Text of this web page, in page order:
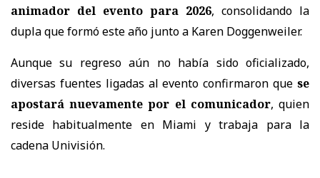
animador del evento para 2026, consolidando la
dupla que formó este año junto a Karen Doggenweiler.
Aunque su regreso aún no había sido oficializado,
diversas fuentes ligadas al evento confirmaron que se
apostará nuevamente por el comunicador, quien
reside habitualmente en Miami y trabaja para la
cadena Univisión.